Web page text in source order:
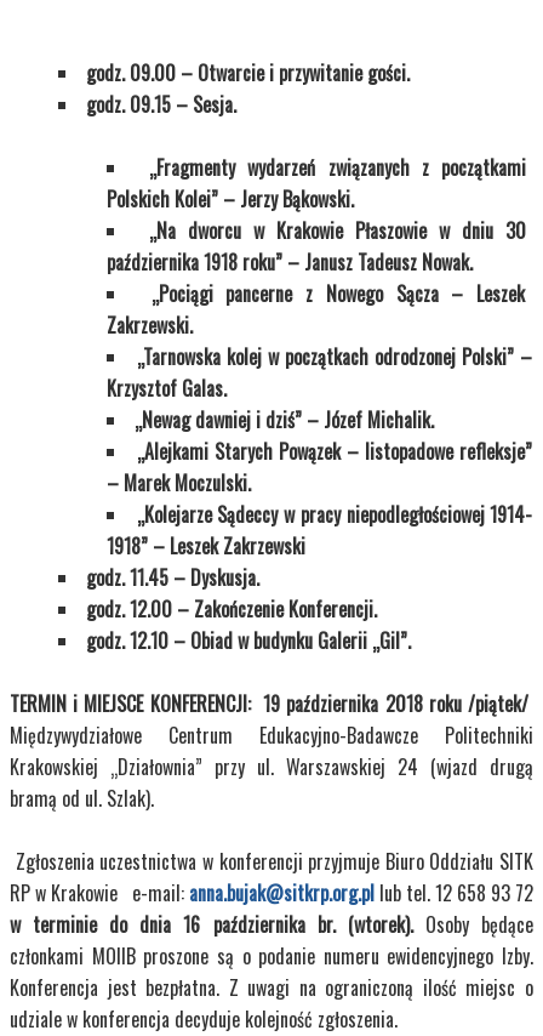
godz. 09.00 – Otwarcie i przywitanie gości.
godz. 09.15 – Sesja.
„Fragmenty wydarzeń związanych z początkami
Polskich Kolei” – Jerzy Bąkowski.
„Na dworcu w Krakowie Płaszowie w dniu 30
października 1918 roku” – Janusz Tadeusz Nowak.
„Pociągi pancerne z Nowego Sącza – Leszek
Zakrzewski.
„Tarnowska kolej w początkach odrodzonej Polski” –
Krzysztof Galas.
„Newag dawniej i dziś” – Józef Michalik.
„Alejkami Starych Powązek – listopadowe refleksje”
– Marek Moczulski.
„Kolejarze Sądeccy w pracy niepodległościowej 1914-
1918” – Leszek Zakrzewski
godz. 11.45 – Dyskusja.
godz. 12.00 – Zakończenie Konferencji.
godz. 12.10 – Obiad w budynku Galerii „Gil”.
TERMIN i MIEJSCE KONFERENCJI: 19 października 2018 roku /piątek/
Międzywydziałowe Centrum Edukacyjno-Badawcze Politechniki
Krakowskiej „Działownia” przy ul. Warszawskiej 24 (wjazd drugą
bramą od ul. Szlak).
Zgłoszenia uczestnictwa w konferencji przyjmuje Biuro Oddziału SITK
RP w Krakowie e-mail: anna.bujak@sitkrp.org.pl lub tel. 12 658 93 72
w terminie do dnia 16 października br. (wtorek). Osoby będące
członkami MOIIB proszone są o podanie numeru ewidencyjnego Izby.
Konferencja jest bezpłatna. Z uwagi na ograniczoną ilość miejsc o
udziale w konferencja decyduje kolejność zgłoszenia.